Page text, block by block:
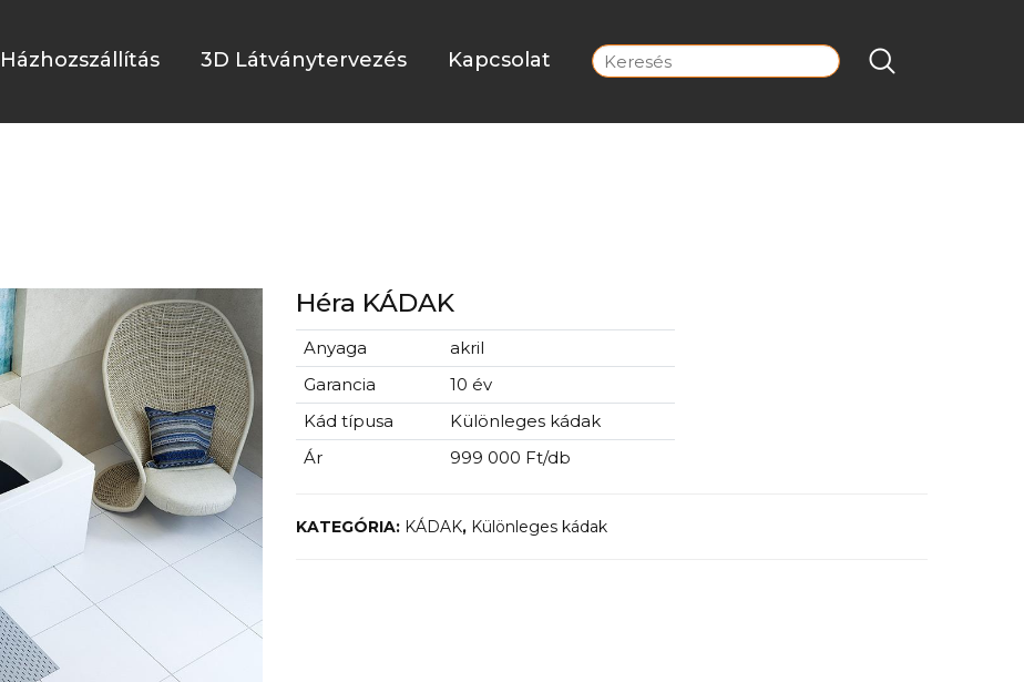
Házhozszállítás 3D Látványtervezés Kapcsolat
Héra KÁDAK
Anyaga
akril
Garancia
10 év
Kád típusa
Különleges kádak
Ár
999 000 Ft/db
KATEGÓRIA: KÁDAK, Különleges kádak